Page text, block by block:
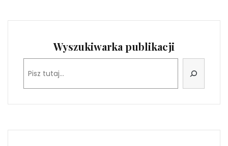
Wyszukiwarka publikacji